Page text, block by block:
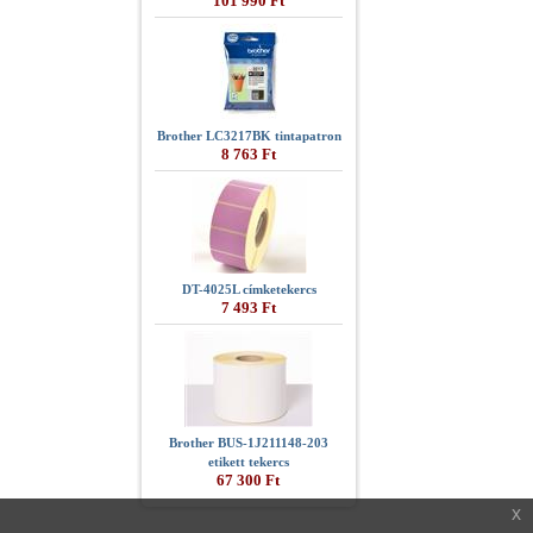
Brother LC3217BK tintapatron
8 763 Ft
DT-4025L címketekercs
7 493 Ft
Brother BUS-1J211148-203
etikett tekercs
67 300 Ft
x